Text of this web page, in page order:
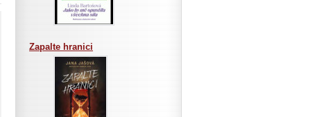
Zapalte hranici